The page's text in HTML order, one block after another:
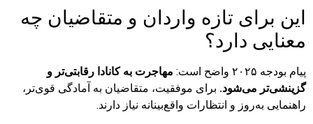
این برای تازه واردان و متقاضیان چه
معنایی دارد؟
پیام بودجه ۲۰۲۵ واضح است:
مهاجرت به کانادا رقابتی‌تر و
گزینشی‌تر می‌شود. برای موفقیت، متقاضیان به آمادگی قوی‌تر،
راهنمایی به‌روز و انتظارات واقع‌بینانه نیاز دارند.